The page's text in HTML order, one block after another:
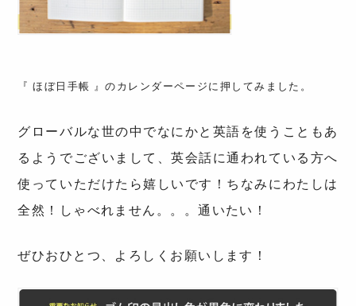
『 ほぼ日手帳 』のカレンダーページに押してみました。
グローバルな世の中でなにかと英語を使うこともあ
るようでございまして、英会話に通われている方へ
使っていただけたら嬉しいです！ちなみにわたしは
全然！しゃべれません。。。通いたい！
ぜひおひとつ、よろしくお願いします！